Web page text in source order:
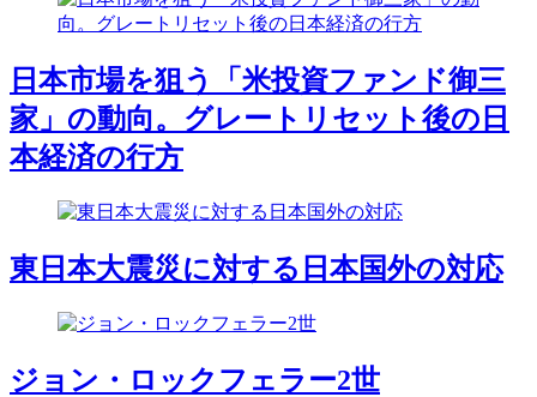
日本市場を狙う「米投資ファンド御三
家」の動向。グレートリセット後の日
本経済の行方
東日本大震災に対する日本国外の対応
ジョン・ロックフェラー2世